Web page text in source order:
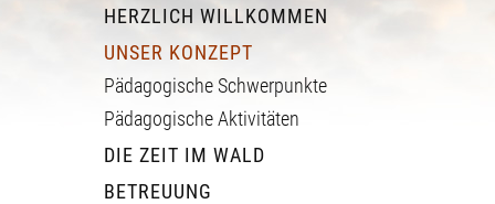
HERZLICH WILLKOMMEN
UNSER KONZEPT
Pädagogische Schwerpunkte
Pädagogische Aktivitäten
DIE ZEIT IM WALD
BETREUUNG